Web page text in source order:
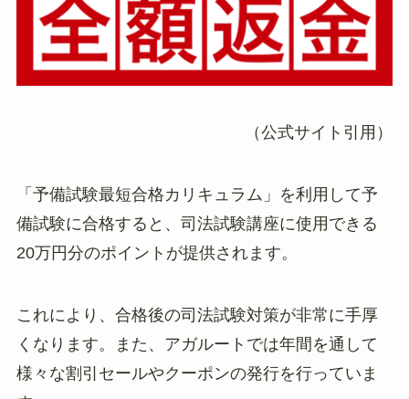
（公式サイト引用）
「予備試験最短合格カリキュラム」を利用して予
備試験に合格すると、司法試験講座に使用できる
20万円分のポイントが提供されます。
これにより、合格後の司法試験対策が非常に手厚
くなります。また、アガルートでは年間を通して
様々な割引セールやクーポンの発行を行っていま